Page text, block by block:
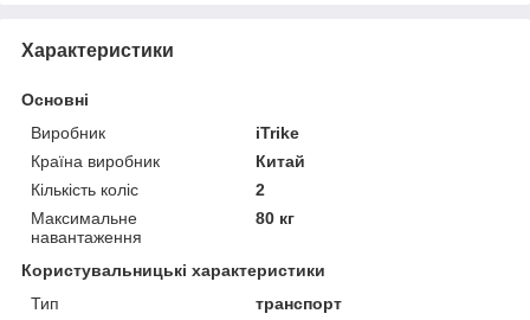
Характеристики
Основні
Виробник
iTrike
Країна виробник
Китай
Кількість коліс
2
Максимальне
навантаження
80 кг
Користувальницькі характеристики
Тип
транспорт